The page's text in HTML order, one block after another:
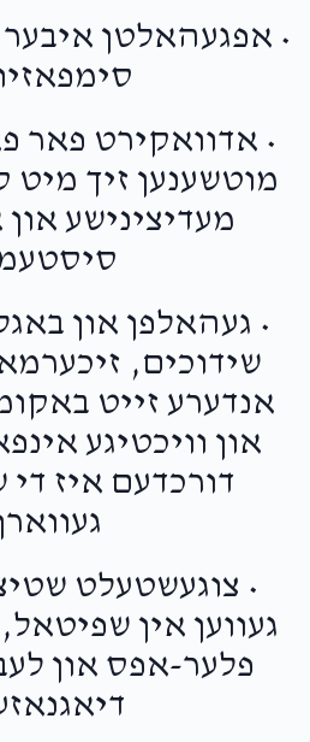
• אדוואקירט פאר
מוטשענען זיך
מעדיצינישע
שידוכים,
אנדערע זייט
און וויכטיגע
דורכדעם איז די
• צוגעשטעלט
געווען אין
פלער-אפס און